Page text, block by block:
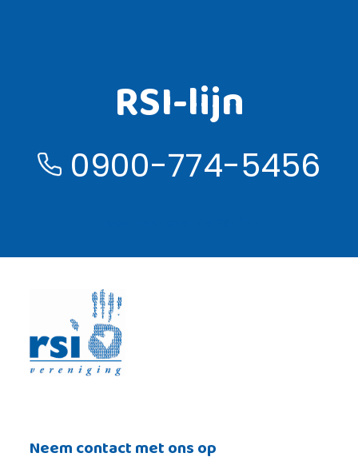
RSI-lijn
0900-774-5456
Neem contact met ons op